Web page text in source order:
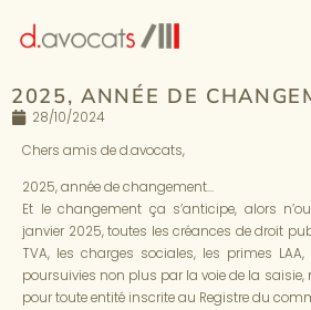
2025, ANNÉE DE
28/10/2024
Chers amis de d.avocats,
2025, année de changement…
Et le changement ça s’anticipe, alors
janvier 2025, toutes les créances de droit
TVA, les charges sociales, les primes
poursuivies non plus par la voie de la
pour toute entité inscrite au Registre du